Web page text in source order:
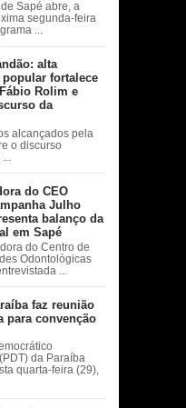
Sapé abre, a
segunda-feira
...
alta
popular fortalece
Rolim e
da
alcançados pela
o discurso
do CEO
Julho
balanço da
em Sapé
do Centro de
Odontológicas
...
faz reunião
para convenção
da Paraíba
quarta-feira (29),